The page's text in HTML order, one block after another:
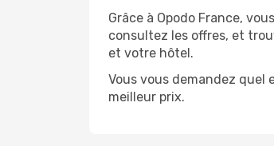
Grâce à Opodo France,
consultez les offres, et
et votre hôtel.
Vous vous demandez
meilleur prix.